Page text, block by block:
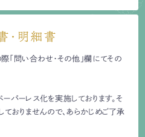
・明細書
「問い合わせ・その他」欄にてその
パーレス化を実施しております。そ
おりませんので、あらかじめご了承